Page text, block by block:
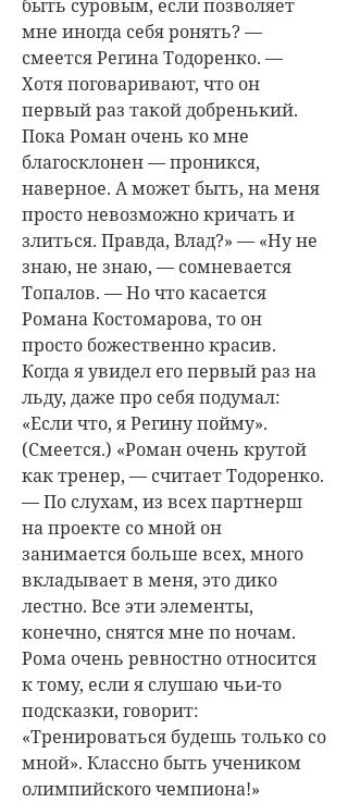
быть суровым, если позволяет
мне иногда себя ронять? —
смеетсяРегина Тодоренко. —
Хотя поговаривают, что он
первый раз такой добренький.
Пока Роман очень ко мне
благосклонен — проникся,
наверное. А может быть, на меня
просто невозможно кричать и
злиться. Правда, Влад?» — «Ну не
знаю, не знаю, — сомневается
Топалов. — Но что касается
Романа Костомарова, то он
просто божественно красив.
Когда я увидел его первый раз на
льду, даже про себя подумал:
«Если что, я Регину пойму».
(Смеется.) «Роман очень крутой
как тренер, — считает Тодоренко.
— По слухам, из всех партнерш
на проекте со мной он
занимается больше всех, много
вкладывает в меня, это дико
лестно. Все эти элементы,
конечно, снятся мне по ночам.
Рома очень ревностно относится
к тому, если я слушаю чьи-то
подсказки, говорит:
«Тренироваться будешь только со
мной». Классно быть учеником
олимпийского чемпиона!»